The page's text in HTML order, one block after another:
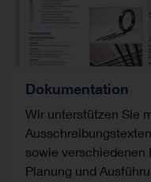
Dokumentation
Wir unterstützen Sie
sowie verschiedenen
Planung und